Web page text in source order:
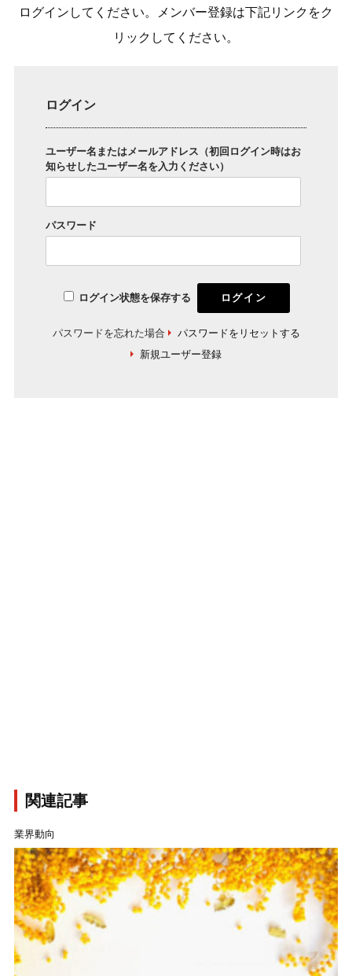
ログインしてください。メンバー登録は下記リンクをク
リックしてください。
ログイン
ユーザー名またはメールアドレス（初回ログイン時はお
知らせしたユーザー名を入力ください）
パスワード
ログイン状態を保存する
パスワードを忘れた場合
パスワードをリセットする
新規ユーザー登録
関連記事
業界動向